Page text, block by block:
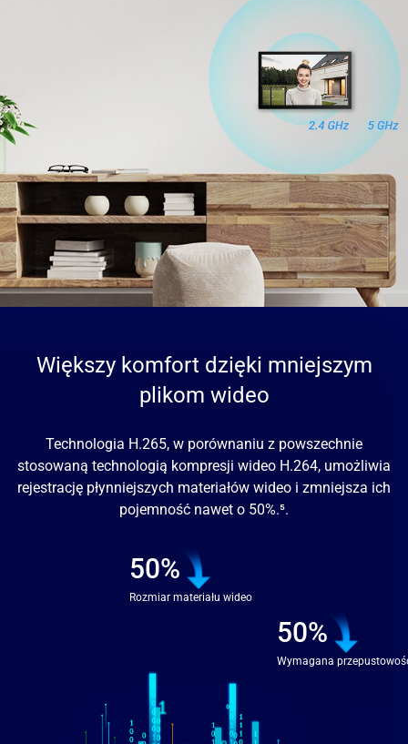
Większy komfort dzięki mniejszym
plikom wideo
Technologia H.265, w porównaniu z powszechnie
stosowaną technologią kompresji wideo H.264, umożliwia
rejestrację płynniejszych materiałów wideo i zmniejsza ich
pojemność nawet o 50%.⁵.
50%
Rozmiar materiału wideo
50%
Wymagana